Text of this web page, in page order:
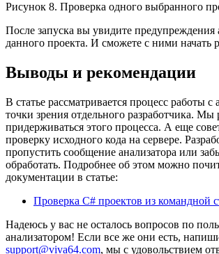
Рисунок 8. Проверка одного выбранного
После запуска вы увидите предупреждения
данного проекта. И сможете с ними начать
Выводы и рекомендации
В статье рассматривается процесс работы с
точки зрения отдельного разработчика. Мы
придерживаться этого процесса. А еще
проверку исходного кода на сервере.
пропустить сообщение анализатора или
обработать. Подробнее об этом можно
документации в статье:
Проверка C# проектов из командной
Надеюсь у вас не осталось вопросов по
анализатором! Если все же они есть,
support@viva64.com, мы с удовольствием